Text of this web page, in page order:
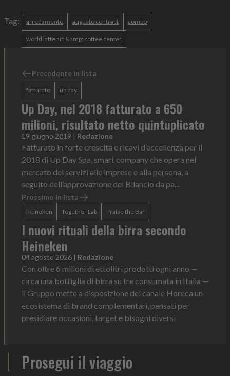
Tag: arredamento augusto contract combo
world latte art &amp; coffee center
Precedente in lista
fatturato up day
Up Day, nel 2018 fatturato a 650
milioni, risultato netto quintuplicato
19 giugno 2019 | Redazione
Fatturato in forte crescita e ricavi d’eccellenza per il
2018 di Up Day Spa, smart company che opera nel
mercato dei servizi alle imprese e alla persona, a
seguito dell’approvazione del Bilancio da pa...
Prossimo in lista
heineken Together Lab Praise the Bar
I nuovi rituali della birra secondo
Heineken
04 agosto 2026 | Redazione
Con oltre 6 milioni di ettolitri prodotti ogni anno —
circa una bottiglia di birra su tre consumata in Italia —
il Gruppo mette a disposizione del canale Horeca un
ecosistema di brand complementari, pensati per
presidiare occasioni, target e bisogni diversi
Prosegui il viaggio